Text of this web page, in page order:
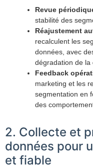
Revue
stabilité des
Réajustement
recalculent les
données, avec
dégradation de la
Feedback
marketing et les
segmentation en
des
2. Collecte et
données pour
et fiable